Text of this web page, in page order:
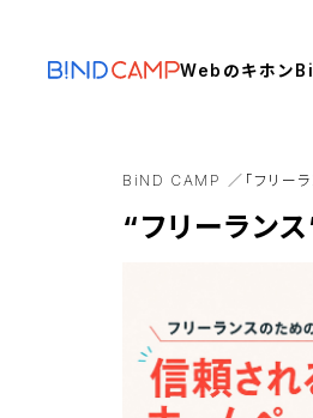
Webのキホン
BiND CAMP 「フリー
“フリーラン